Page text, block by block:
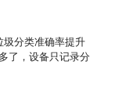
圾分类准确率提升
了，设备只记录分